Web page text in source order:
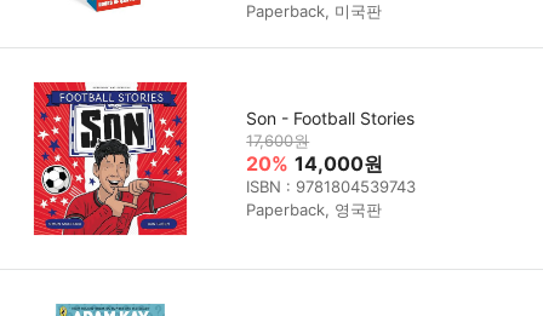
Paperback, 미국판
Son - Football Stories
17,600원
20% 14,000원
ISBN : 9781804539743
Paperback, 영국판